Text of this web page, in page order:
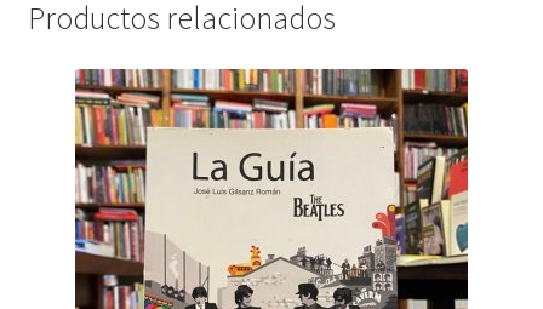
Productos relacionados